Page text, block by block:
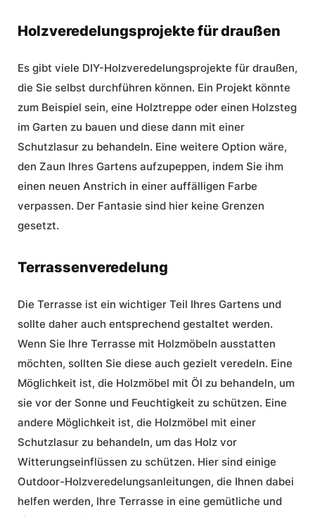
Holzveredelungsprojekte für draußen
Es gibt viele DIY-Holzveredelungsprojekte für draußen,
die Sie selbst durchführen können. Ein Projekt könnte
zum Beispiel sein, eine Holztreppe oder einen Holzsteg
im Garten zu bauen und diese dann mit einer
Schutzlasur zu behandeln. Eine weitere Option wäre,
den Zaun Ihres Gartens aufzupeppen, indem Sie ihm
einen neuen Anstrich in einer auffälligen Farbe
verpassen. Der Fantasie sind hier keine Grenzen
gesetzt.
Terrassenveredelung
Die Terrasse ist ein wichtiger Teil Ihres Gartens und
sollte daher auch entsprechend gestaltet werden.
Wenn Sie Ihre Terrasse mit Holzmöbeln ausstatten
möchten, sollten Sie diese auch gezielt veredeln. Eine
Möglichkeit ist, die Holzmöbel mit Öl zu behandeln, um
sie vor der Sonne und Feuchtigkeit zu schützen. Eine
andere Möglichkeit ist, die Holzmöbel mit einer
Schutzlasur zu behandeln, um das Holz vor
Witterungseinflüssen zu schützen. Hier sind einige
Outdoor-Holzveredelungsanleitungen, die Ihnen dabei
helfen werden, Ihre Terrasse in eine gemütliche und